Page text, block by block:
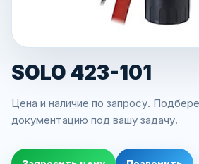
SOLO 423-101
Цена и наличие по запросу.
документацию под вашу задачу.